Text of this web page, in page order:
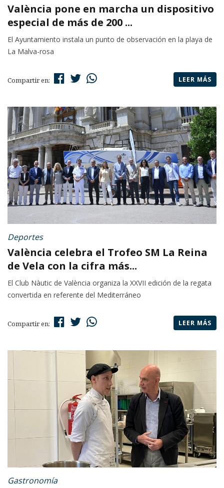
València pone en marcha un dispositivo
especial de más de 200 ...
El Ayuntamiento instala un punto de observación en la playa de
La Malva-rosa
Compartir en: LEER MÁS
Deportes
València celebra el Trofeo SM La Reina
de Vela con la cifra más...
El Club Nàutic de València organiza la XXVII edición de la regata
convertida en referente del Mediterráneo
Compartir en: LEER MÁS
Gastronomía